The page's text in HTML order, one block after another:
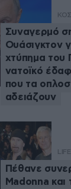
Συναγερμό
Ουάσιγκτον
χτύπημα του
νατοϊκό
που τα
αδειάζουν
Πέθανε
Madonna